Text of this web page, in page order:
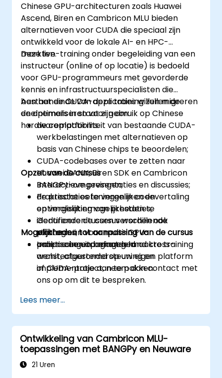
Chinese GPU-architecturen zoals Huawei
Ascend, Biren en Cambricon MLU bieden
alternatieven voor CUDA die speciaal zijn
ontwikkeld voor de lokale AI- en HPC-
markten.
Deze live-training onder begeleiding van een
instructeur (online of op locatie) is bedoeld
voor GPU-programmeurs met gevorderde
kennis en infrastructuurspecialisten die
bestaande CUDA-applicaties willen migreren
en optimaliseren voor gebruik op Chinese
hardwareplatforms.
Aan het einde van deze training zullen de
deelnemers in staat zijn om:
de compatibiliteit van bestaande CUDA-
werkbelastingen met alternatieven op
basis van Chinese chips te beoordelen;
CUDA-codebases over te zetten naar
Huawei CANN, Biren SDK en Cambricon
BANGPy-omgevingen;
de prestaties te vergelijken en
optimalisatiemogelijkheden te
identificeren tussen verschillende
platforms;
praktische uitdagingen rond cross-
architectuurondersteuning en
implementatie aan te pakken.
Opzet van de cursus
Interactieve presentaties en discussies;
Praktische oefeningen in codevertaling
en vergelijking van prestaties;
Gedurende de cursus worden ook
strategieën voor multi-GPU-
aanpassingen behandeld.
Mogelijkheden tot aanpassing van de cursus
Indien u een op maat gemaakte training
wenst, afgestemd op uw eigen platform
of CUDA-project, neem dan contact met
ons op om dit te bespreken.
Lees meer...
Ontwikkeling van Cambricon MLU-
toepassingen met BANGPy en Neuware
21 Uren